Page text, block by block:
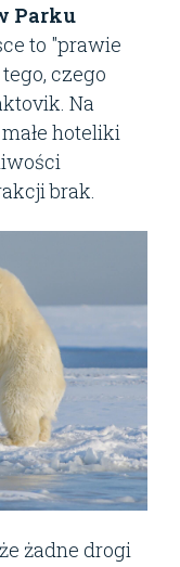
Parku
to "prawie
czego
Na
hoteliki
brak.
żadne drogi